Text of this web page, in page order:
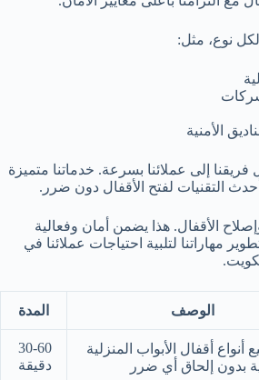
نوع، مثل:
الأمنية
إلى عملائنا بسرعة. خدماتنا متميزة
التقنيات لفتح الأقفال دون ضرر.
الأقفال. هذا يضمن أمان وفعالية
مهاراتنا لتلبية احتياجات عملائنا في
الوصف المدة
أنواع أقفال الأبواب المنزلية
بدون إلحاق أي ضرر
30-60
دقيقة